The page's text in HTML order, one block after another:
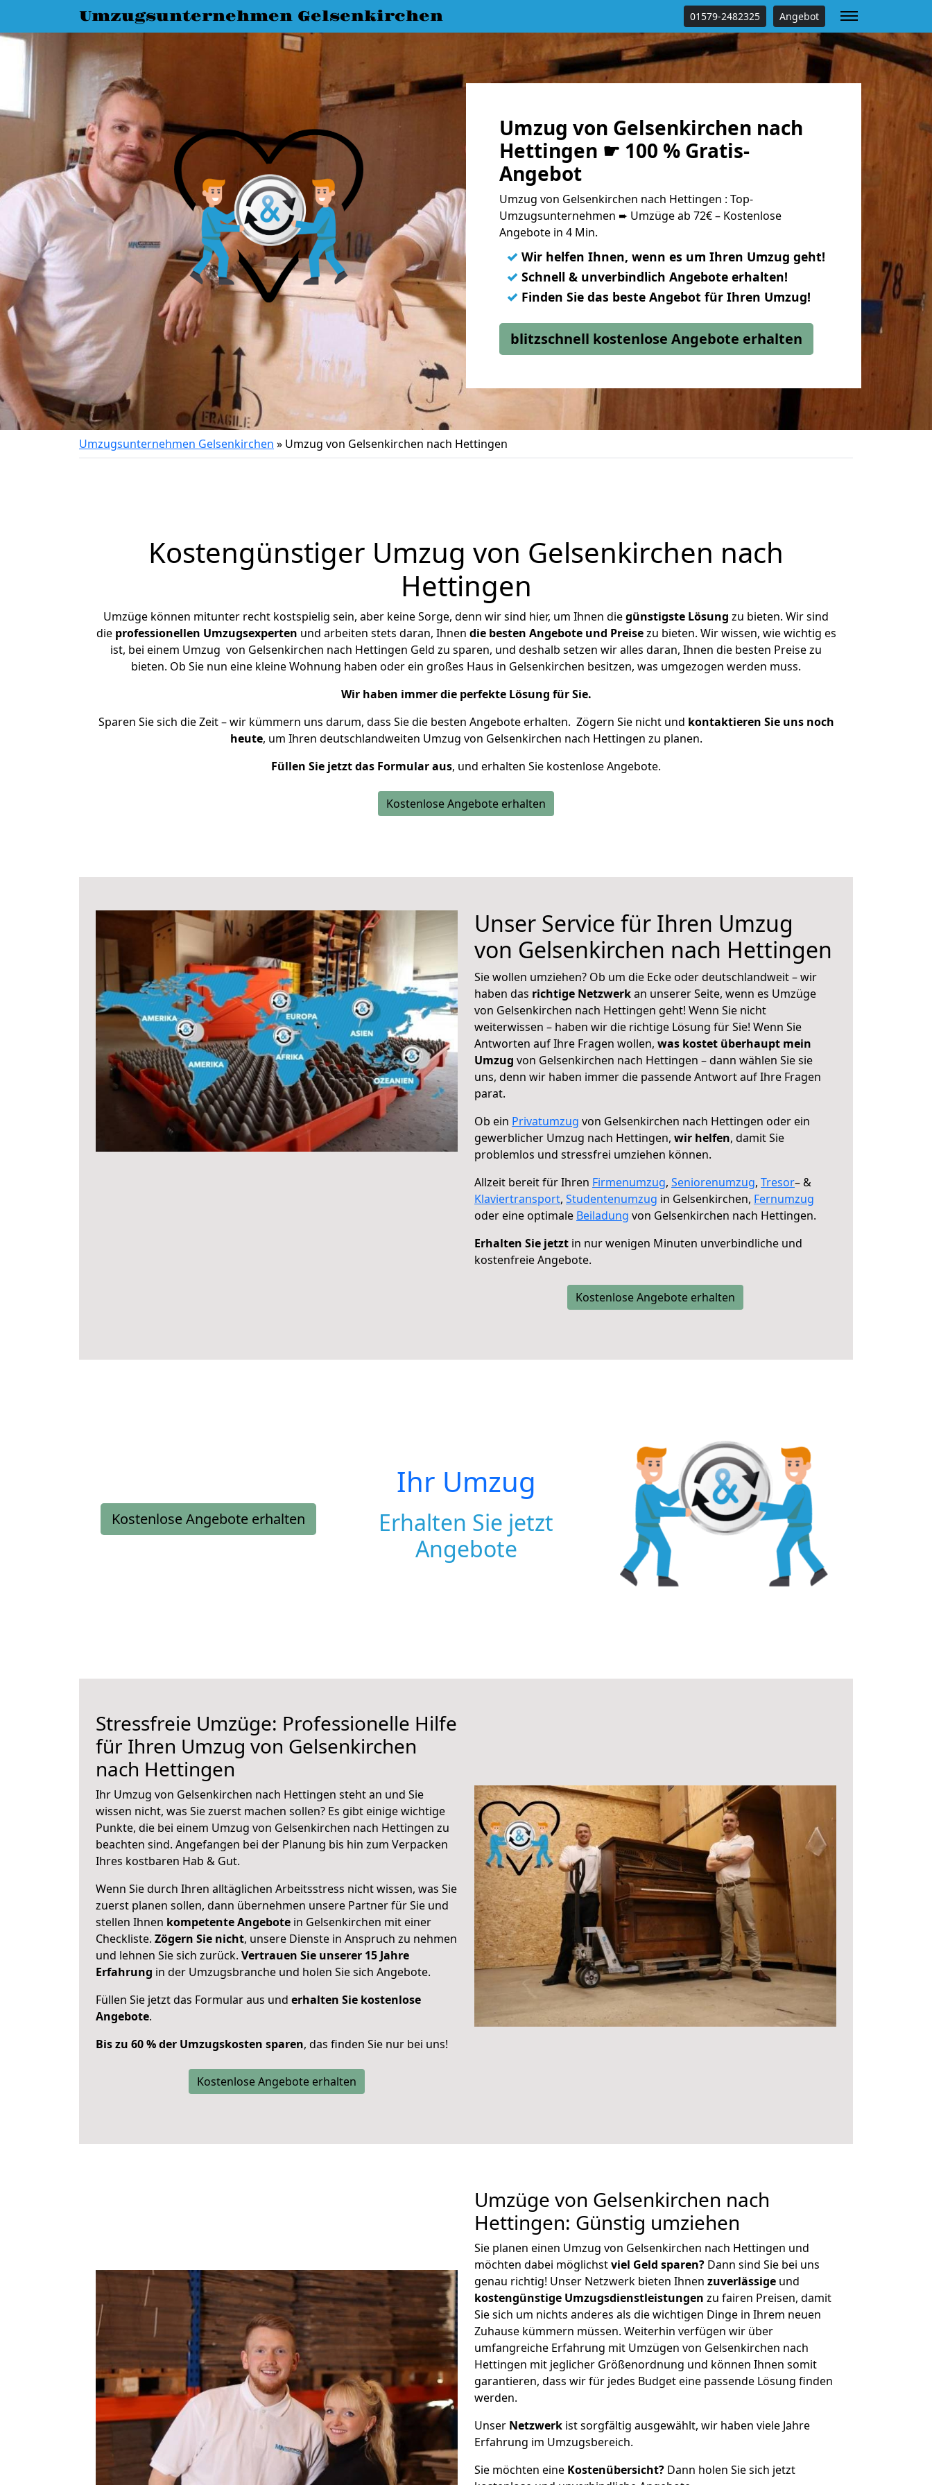
Umzugsunternehmen Gelsenkirchen 01579-2482325 Angebot
Umzug von Gelsenkirchen nach
Hettingen ☛ 100 % Gratis-
Angebot
Umzug von Gelsenkirchen nach Hettingen : Top-
Umzugsunternehmen ➨ Umzüge ab 72€ – Kostenlose
Angebote in 4 Min.
✓ Wir helfen Ihnen, wenn es um Ihren Umzug geht!
✓ Schnell & unverbindlich Angebote erhalten!
✓ Finden Sie das beste Angebot für Ihren Umzug!
blitzschnell kostenlose Angebote erhalten
Umzugsunternehmen Gelsenkirchen » Umzug von Gelsenkirchen nach Hettingen
Kostengünstiger Umzug von Gelsenkirchen nach
Hettingen
Umzüge können mitunter recht kostspielig sein, aber keine Sorge, denn wir sind hier, um Ihnen diegünstigste Lösung zu bieten. Wir sind
die professionellen Umzugsexperten und arbeiten stets daran, Ihnen die besten Angebote und Preisezu bieten. Wir wissen, wie wichtig es
ist, bei einem Umzug von Gelsenkirchen nach Hettingen Geld zu sparen, und deshalb setzen wir alles daran, Ihnen die besten Preise zu
bieten. Ob Sie nun eine kleine Wohnung haben oder ein großes Haus in Gelsenkirchen besitzen, was umgezogen werden muss.
Wir haben immer die perfekte Lösung für Sie.
Sparen Sie sich die Zeit – wir kümmern uns darum, dass Sie die besten Angebote erhalten. Zögern Sie nicht und kontaktieren Sie uns noch
heute, um Ihren deutschlandweiten Umzug von Gelsenkirchen nach Hettingen zu planen.
Füllen Sie jetzt das Formular aus, und erhalten Sie kostenlose Angebote.
Kostenlose Angebote erhalten
Unser Service für Ihren Umzug
von Gelsenkirchen nach Hettingen
Sie wollen umziehen? Ob um die Ecke oder deutschlandweit – wir
haben das richtige Netzwerkan unserer Seite, wenn es Umzüge
von Gelsenkirchen nach Hettingen geht! Wenn Sie nicht
weiterwissen – haben wir die richtige Lösung für Sie! Wenn Sie
Antworten auf Ihre Fragen wollen, was kostet überhaupt mein
Umzug von Gelsenkirchen nach Hettingen – dann wählen Sie sie
uns, denn wir haben immer die passende Antwort auf Ihre Fragen
parat.
Ob ein Privatumzug von Gelsenkirchen nach Hettingen oder ein
gewerblicher Umzug nach Hettingen, wir helfen, damit Sie
problemlos und stressfrei umziehen können.
Allzeit bereit für Ihren Firmenumzug, Seniorenumzug, Tresor– &
Klaviertransport, Studentenumzug in Gelsenkirchen, Fernumzug
oder eine optimale Beiladung von Gelsenkirchen nach Hettingen.
Erhalten Sie jetzt in nur wenigen Minuten unverbindliche und
kostenfreie Angebote.
Kostenlose Angebote erhalten
Kostenlose Angebote erhalten
Ihr Umzug
Erhalten Sie jetzt
Angebote
Stressfreie Umzüge: Professionelle Hilfe
für Ihren Umzug von Gelsenkirchen
nach Hettingen
Ihr Umzug von Gelsenkirchen nach Hettingen steht an und Sie
wissen nicht, was Sie zuerst machen sollen? Es gibt einige wichtige
Punkte, die bei einem Umzug von Gelsenkirchen nach Hettingen zu
beachten sind. Angefangen bei der Planung bis hin zum Verpacken
Ihres kostbaren Hab & Gut.
Wenn Sie durch Ihren alltäglichen Arbeitsstress nicht wissen, was Sie
zuerst planen sollen, dann übernehmen unsere Partner für Sie und
stellen Ihnen kompetente Angebote in Gelsenkirchen mit einer
Checkliste. Zögern Sie nicht, unsere Dienste in Anspruch zu nehmen
und lehnen Sie sich zurück. Vertrauen Sie unserer 15 Jahre
Erfahrung in der Umzugsbranche und holen Sie sich Angebote.
Füllen Sie jetzt das Formular aus und erhalten Sie kostenlose
Angebote.
Bis zu 60 % der Umzugskosten sparen, das finden Sie nur bei uns!
Kostenlose Angebote erhalten
Umzüge von Gelsenkirchen nach
Hettingen: Günstig umziehen
Sie planen einen Umzug von Gelsenkirchen nach Hettingen und
möchten dabei möglichstviel Geld sparen? Dann sind Sie bei uns
genau richtig! Unser Netzwerk bieten Ihnen zuverlässige und
kostengünstige Umzugsdienstleistungen zu fairen Preisen, damit
Sie sich um nichts anderes als die wichtigen Dinge in Ihrem neuen
Zuhause kümmern müssen. Weiterhin verfügen wir über
umfangreiche Erfahrung mit Umzügen von Gelsenkirchen nach
Hettingen mit jeglicher Größenordnung und können Ihnen somit
garantieren, dass wir für jedes Budget eine passende Lösung finden
werden.
Unser Netzwerk ist sorgfältig ausgewählt, wir haben viele Jahre
Erfahrung im Umzugsbereich.
Sie möchten eine Kostenübersicht? Dann holen Sie sich jetzt